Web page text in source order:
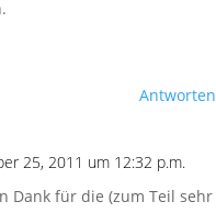
Antworten
25, 2011 um 12:32 p.m.
Dank für die (zum Teil sehr